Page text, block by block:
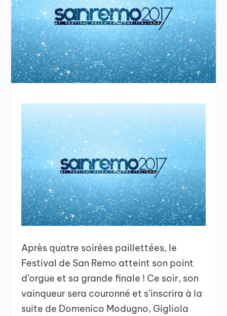
Après quatre soirées paillettées, le
Festival de San Remo atteint son point
d’orgue et sa grande finale ! Ce soir, son
vainqueur sera couronné et s’inscrira à la
suite de Domenico Modugno, Gigliola